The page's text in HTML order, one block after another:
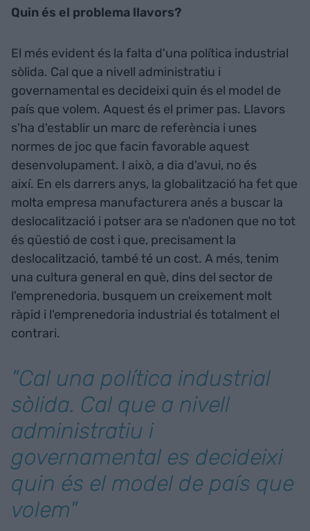
Quin és el problema llavors?
El més evident és la falta d'una política industrial
sòlida. Cal que a nivell administratiu i
governamental es decideixi quin és el model de
país que volem. Aquest és el primer pas. Llavors
s'ha d'establir un marc de referència i unes
normes de joc que facin favorable aquest
desenvolupament. I això, a dia d'avui, no és
així. En els darrers anys, la globalització ha fet que
molta empresa manufacturera anés a buscar la
deslocalització i potser ara se n'adonen que no tot
és qüestió de cost i que, precisament la
deslocalització, també té un cost. A més, tenim
una cultura general en què, dins del sector de
l'emprenedoria, busquem un creixement molt
ràpid i l'emprenedoria industrial és totalment el
contrari.
"Cal una política industrial
sòlida. Cal que a nivell
administratiu i
governamental es decideixi
quin és el model de país que
volem"